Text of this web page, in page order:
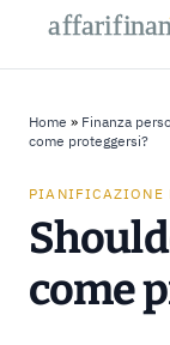
affarifi
affarifi
Home » Finanza
come proteggersi?
come